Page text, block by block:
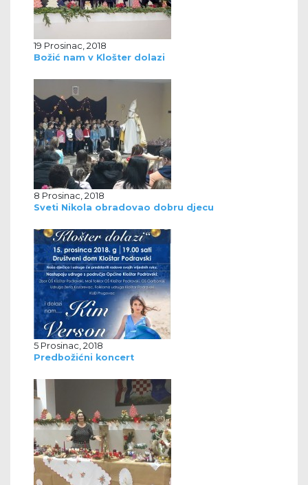
19 Prosinac, 2018
Božić nam v Klošter dolazi
8 Prosinac, 2018
Sveti Nikola obradovao dobru djecu
5 Prosinac, 2018
Predbožićni koncert